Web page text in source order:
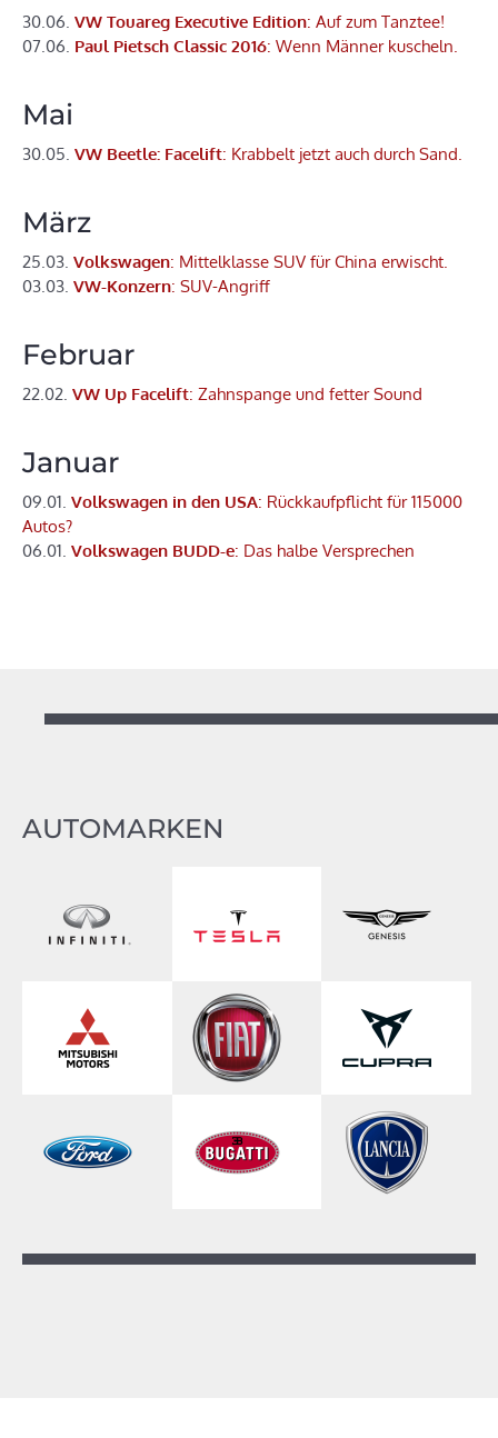
30.06. VW Touareg Executive Edition: Auf zum Tanztee!
07.06. Paul Pietsch Classic 2016: Wenn Männer kuscheln.
Mai
30.05. VW Beetle: Facelift: Krabbelt jetzt auch durch Sand.
März
25.03. Volkswagen: Mittelklasse SUV für China erwischt.
03.03. VW-Konzern: SUV-Angriff
Februar
22.02. VW Up Facelift: Zahnspange und fetter Sound
Januar
09.01. Volkswagen in den USA: Rückkaufpflicht für 115000
Autos?
06.01. Volkswagen BUDD-e: Das halbe Versprechen
AUTOMARKEN